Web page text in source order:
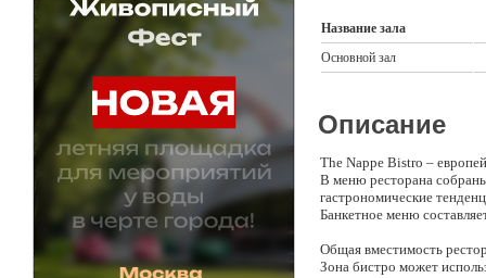
Название зала
Основной зал
Описание
The Nappe Bistro –
В меню ресторана
гастрономические
Банкетное меню
Общая вместимость
Зона бистро может